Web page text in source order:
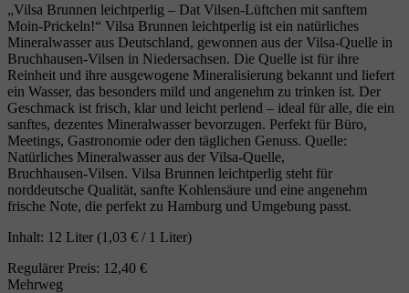
„Vilsa Brunnen leichtperlig – Dat Vilsen‑Lüftchen mit sanftem
Moin‑Prickeln!“ Vilsa Brunnen leichtperlig ist ein natürliches
Mineralwasser aus Deutschland, gewonnen aus der Vilsa‑Quelle in
Bruchhausen‑Vilsen in Niedersachsen. Die Quelle ist für ihre
Reinheit und ihre ausgewogene Mineralisierung bekannt und liefert
ein Wasser, das besonders mild und angenehm zu trinken ist. Der
Geschmack ist frisch, klar und leicht perlend – ideal für alle, die ein
sanftes, dezentes Mineralwasser bevorzugen. Perfekt für Büro,
Meetings, Gastronomie oder den täglichen Genuss. Quelle:
Natürliches Mineralwasser aus der Vilsa‑Quelle,
Bruchhausen‑Vilsen. Vilsa Brunnen leichtperlig steht für
norddeutsche Qualität, sanfte Kohlensäure und eine angenehm
frische Note, die perfekt zu Hamburg und Umgebung passt.
Inhalt: 12 Liter (1,03 € / 1 Liter)
Regulärer Preis: 12,40 €
Mehrweg